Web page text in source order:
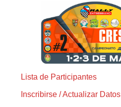
Lista de Participantes
Inscribirse / Actualizar Datos